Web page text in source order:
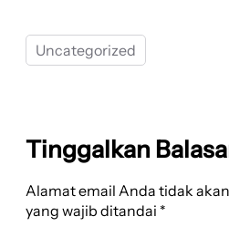
Uncategorized
Tinggalkan
Alamat email Anda tidak
yang wajib ditandai *